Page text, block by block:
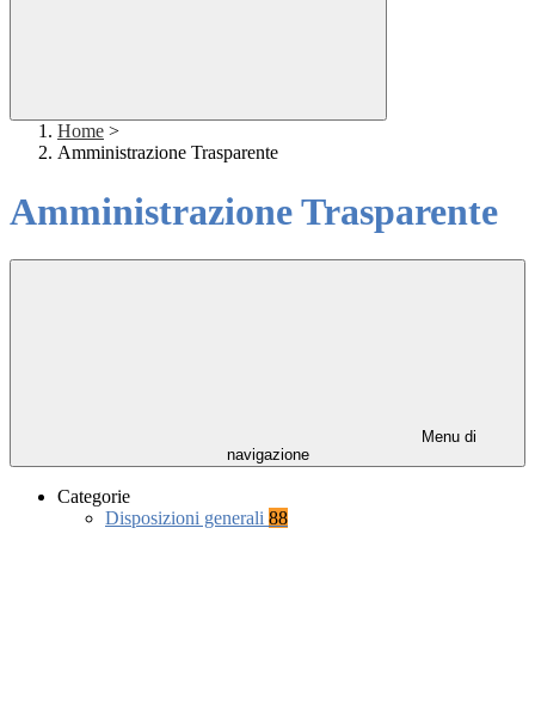
Home >
Amministrazione Trasparente
Amministrazione Trasparente
Menu di
navigazione
Categorie
Disposizioni generali 88